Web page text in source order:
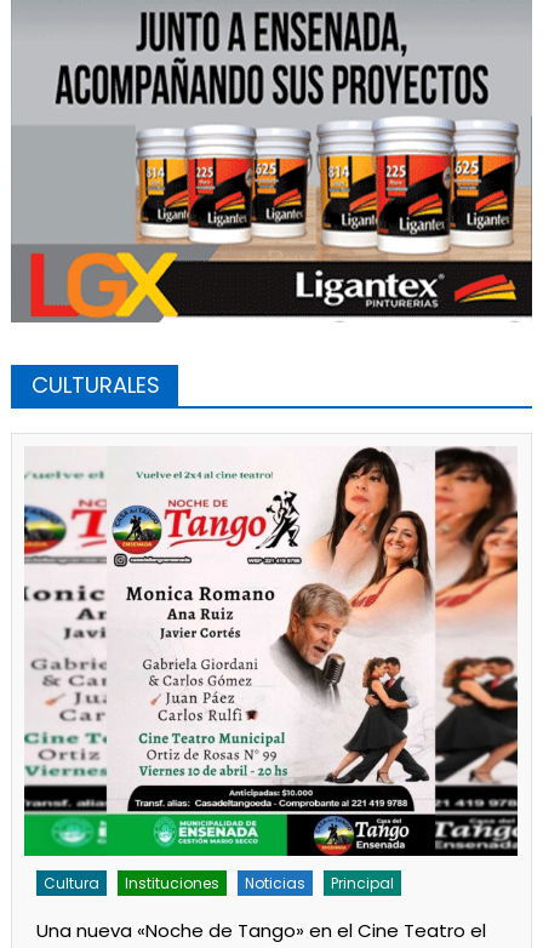
CULTURALES
Cultura Instituciones Noticias Principal
Una nueva «Noche de Tango» en el Cine Teatro el